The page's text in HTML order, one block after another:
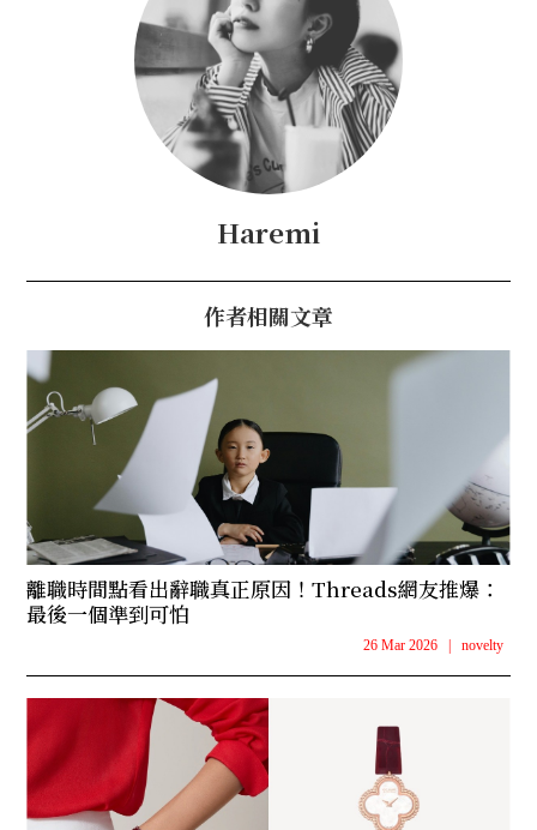
Haremi
作者相關文章
離職時間點看出辭職真正原因！Threads網友推爆：
最後一個準到可怕
26 Mar 2026 novelty